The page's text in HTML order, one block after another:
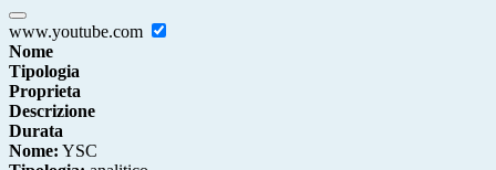
www.youtube.com
Nome
Tipologia
Proprieta
Descrizione
Durata
Nome: YSC